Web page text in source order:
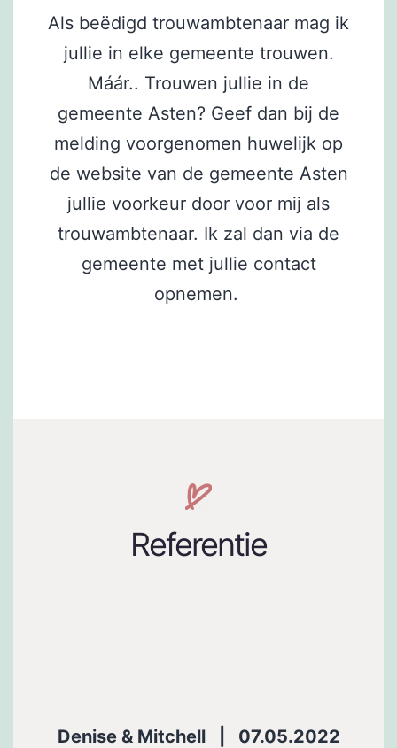
Als beëdigd trouwambtenaar mag ik
jullie in elke gemeente trouwen.
Máár.. Trouwen jullie in de
gemeente Asten? Geef dan bij de
melding voorgenomen huwelijk op
de website van de gemeente Asten
jullie voorkeur door voor mij als
trouwambtenaar. Ik zal dan via de
gemeente met jullie contact
opnemen.
Referentie
Denise & Mitchell | 07.05.2022